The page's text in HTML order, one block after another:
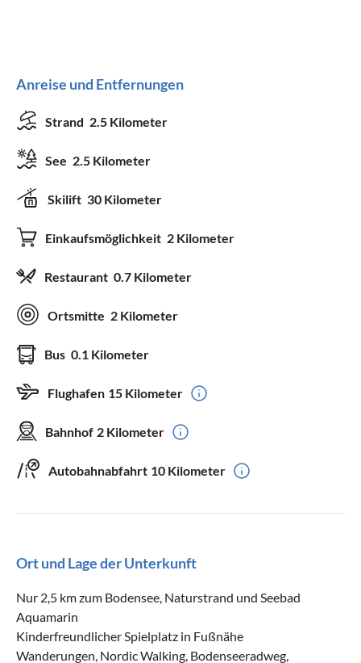
Anreise und Entfernungen
Strand 2.5 Kilometer
See 2.5 Kilometer
Skilift 30 Kilometer
Einkaufsmöglichkeit 2 Kilometer
Restaurant 0.7 Kilometer
Ortsmitte 2 Kilometer
Bus 0.1 Kilometer
Flughafen 15 Kilometer
Bahnhof 2 Kilometer
Autobahnabfahrt 10 Kilometer
Ort und Lage der Unterkunft
Nur 2,5 km zum Bodensee, Naturstrand und Seebad
Aquamarin
Kinderfreundlicher Spielplatz in Fußnähe
Wanderungen, Nordic Walking, Bodenseeradweg,